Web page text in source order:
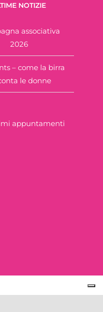
NOTIZIE
associativa
2026
– come la birra
le donne
appuntamenti